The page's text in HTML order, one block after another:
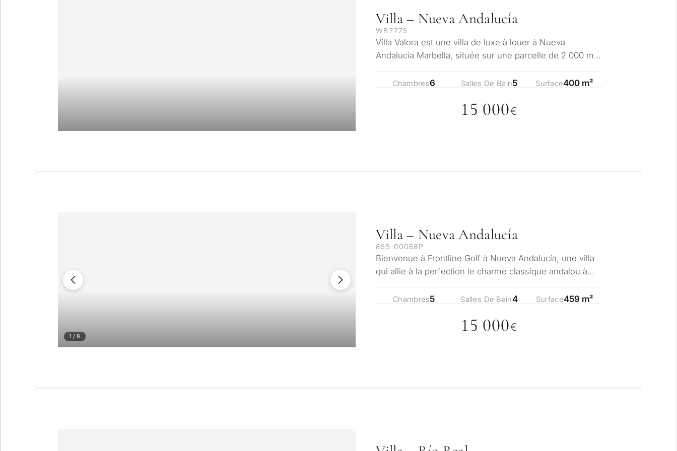
Villa – Nueva Andalucía
WB2775
Villa Valora est une villa de luxe à louer à Nueva
Andalucía Marbella, située sur une parcelle de 2 000 m²
Chambres6 Salles De Bain5 Surface400 m²
15 000€
1 / 8
Villa – Nueva Andalucía
855-00068P
Bienvenue à Frontline Golf à Nueva Andalucía, une villa
qui allie à la perfection le charme classique andalou à
Chambres5 Salles De Bain4 Surface459 m²
15 000€